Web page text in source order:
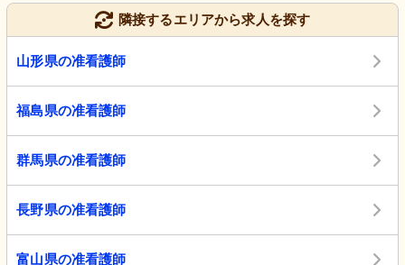
隣接するエリアから求人を探す
山形県の准看護師
福島県の准看護師
群馬県の准看護師
長野県の准看護師
富山県の准看護師